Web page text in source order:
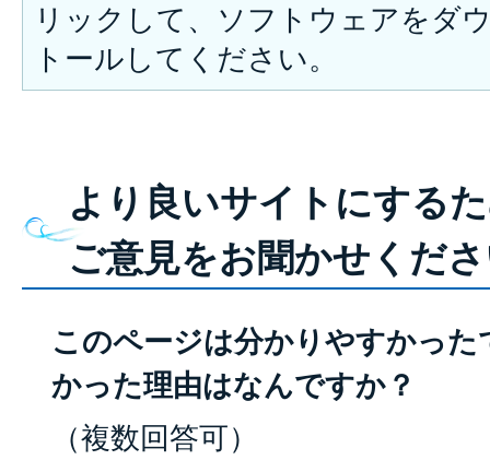
リックして、ソフトウェアをダ
トールしてください。
より良いサイトにする
ご意見をお聞かせくだ
このページは分かりやすかっ
かった理由はなんですか？
（複数回答可）